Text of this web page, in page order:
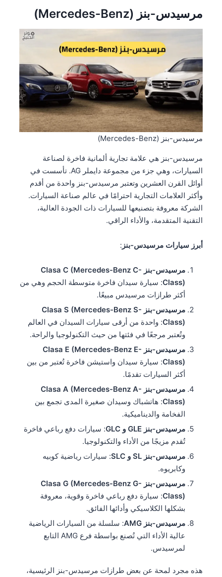
مرسيدس-بنز (Mercedes-Benz)
مرسيدس-بنز (Mercedes-Benz)
مرسيدس-بنز هي علامة تجارية ألمانية فاخرة لصناعة
السيارات، وهي جزء من مجموعة دايملر AG. تأسست في
أوائل القرن العشرين وتعتبر مرسيدس-بنز واحدة من أقدم
وأكثر العلامات التجارية احترامًا في عالم صناعة السيارات.
الشركة معروفة بتصنيعها للسيارات ذات الجودة العالية،
التقنية المتقدمة، والأداء الراقي.
أبرز سيارات مرسيدس-بنز :
مرسيدس-بنز Clasa C (Mercedes-Benz C-
Class): سيارة سيدان فاخرة متوسطة الحجم وهي من
أكثر طرازات مرسيدس مبيعًا.
مرسيدس-بنز Clasa S (Mercedes-Benz S-
Class): واحدة من أرقى سيارات السيدان في العالم
وتُعتبر مرجعًا في فئتها من حيث التكنولوجيا والراحة.
مرسيدس-بنز Clasa E (Mercedes-Benz E-
Class): سيارة سيدان واستيشن فاخرة تُعتبر من بين
أكثر السيارات تقدمًا.
مرسيدس-بنز Clasa A (Mercedes-Benz A-
Class): هاتشباك وسيدان صغيرة المدى تجمع بين
الفخامة والديناميكية.
مرسيدس-بنز GLE و GLC
: سيارات دفع رباعي فاخرة
تُقدم مزيجًا من الأداء والتكنولوجيا.
مرسيدس-بنز SL و SLC
: سيارات رياضية كوبيه
وكابريوه.
مرسيدس-بنز Clasa G (Mercedes-Benz G-
Class): سيارة دفع رباعي فاخرة وقوية، معروفة
بشكلها الكلاسيكي وأدائها الفائق.
مرسيدس-بنز AMG
: سلسلة من السيارات الرياضية
عالية الأداء التي تُصنع بواسطة فرع AMG التابع
لمرسيدس.
هذه مجرد لمحة عن بعض طرازات مرسيدس-بنز الرئيسية،